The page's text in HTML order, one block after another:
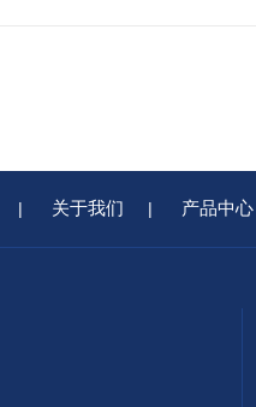
| 关于我们 | 产品中心